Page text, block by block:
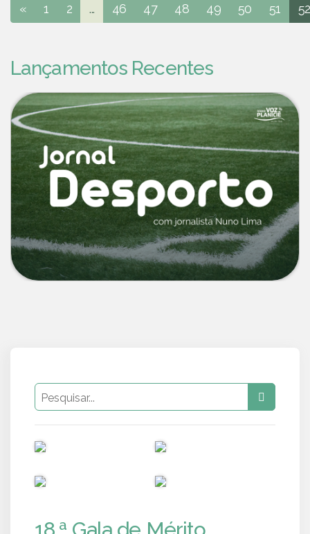
« 1 2 ... 46 47 48 49 50 51 52
Lançamentos Recentes